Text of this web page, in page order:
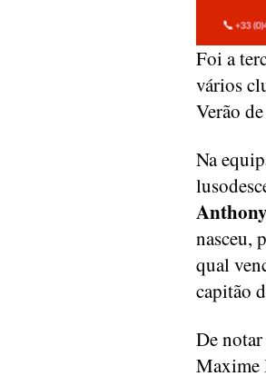
Foi a
vários
Verão
Na
nasceu,
qual
capitão
De
Maxime